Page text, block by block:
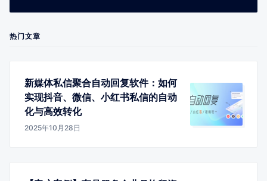
热门文章
新媒体私信聚合自动回复软件：如何
实现抖音、微信、小红书私信的自动
化与高效转化
2025年10月28日